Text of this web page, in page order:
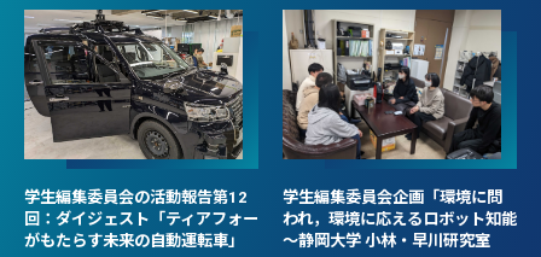
学生編集委員会の活動報告第12
回：ダイジェスト「ティアフォー
がもたらす未来の自動運転車」
学生編集委員会企画「環境に問
われ，環境に応えるロボット知能
～静岡大学 小林・早川研究室